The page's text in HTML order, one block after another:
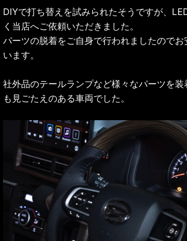
DIYで打ち替えを試みられたそうですが、
く当店へご依頼いただきました。
パーツの脱着をご自身で行われましたので
います。
社外品のテールランプなど様々なパーツを装
も見ごたえのある車両でした。